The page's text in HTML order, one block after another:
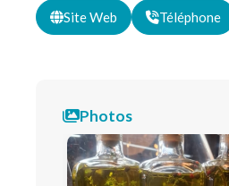
Site Web Téléphone
Photos